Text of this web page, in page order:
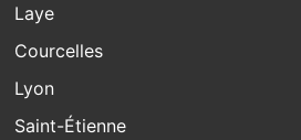
Laye
Courcelles
Lyon
Saint-Étienne